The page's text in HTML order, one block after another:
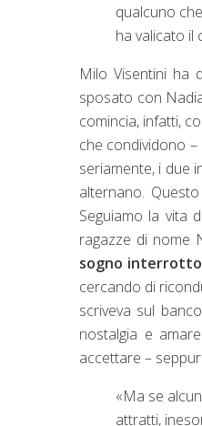
qualcuno
ha valicato il
Milo Visentini ha
sposato con
comincia, infatti,
che condividono –
seriamente, i due
alternano.
Seguiamo la vita
ragazze di nome
sogno interrotto
cercando di
scriveva sul
nostalgia e
accettare –
«Ma se
attratti,